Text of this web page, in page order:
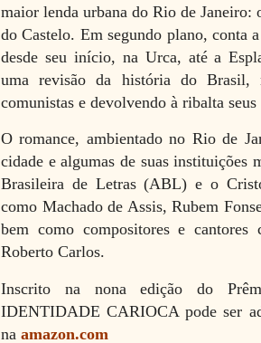
maior lenda urbana do Rio de Janeiro:
do Castelo. Em segundo plano, conta
desde seu início, na Urca, até a
uma revisão da história do Brasil,
comunistas e devolvendo à ribalta
O romance, ambientado no Rio de
cidade e algumas de suas instituições
Brasileira de Letras (ABL) e o
como Machado de Assis, Rubem
bem como compositores e
Roberto Carlos.
Inscrito na nona edição do
IDENTIDADE CARIOCA pode ser
na amazon.com